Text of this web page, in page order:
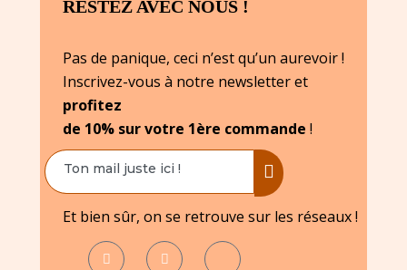
RESTEZ AVEC NOUS !
Pas de panique, ceci n’est qu’un aurevoir !
Inscrivez-vous à notre newsletter et
profitez
de 10% sur votre 1ère commande !
Et bien sûr, on se retrouve sur les réseaux !